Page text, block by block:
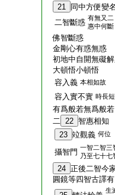
21
同中方便變
二智斷惑 有無又二
惠中何斷
佛智斷惑
金剛心有惑無惑
初地中自開無礙
大頓悟小頓悟
容入義 本相如故
容入實不實 時長短
有爲般若無爲般若
二 22 智惠相知
23 竝觀義 何位
攝智門 一智二智三
乃至七十七
24 正後二智今
圓鏡等四智古譯有
生